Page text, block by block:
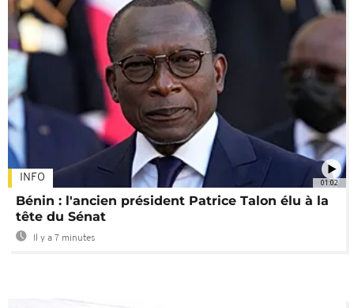
01:02
INFO
Bénin : l'ancien président Patrice Talon élu à la
tête du Sénat
Il y a 7 minutes